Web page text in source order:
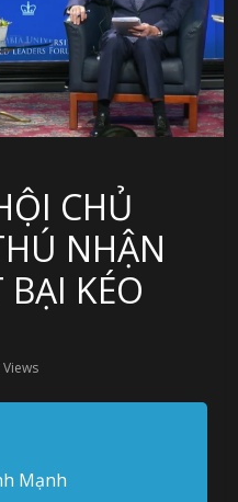
CHỦ
NHẬN
KÉO
Views
Mạnh